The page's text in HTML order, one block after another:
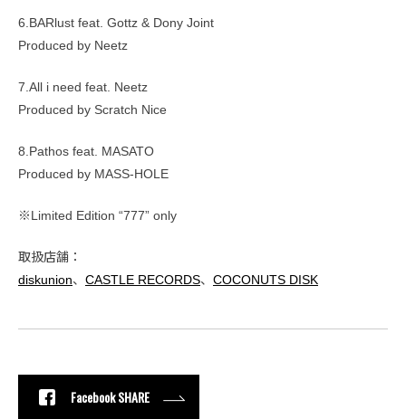
6.BARlust feat. Gottz & Dony Joint
Produced by Neetz
7.All i need feat. Neetz
Produced by Scratch Nice
8.Pathos feat. MASATO
Produced by MASS-HOLE
※Limited Edition “777” only
取扱店舗：
diskunion、 CASTLE RECORDS、 COCONUTS DISK
Facebook SHARE